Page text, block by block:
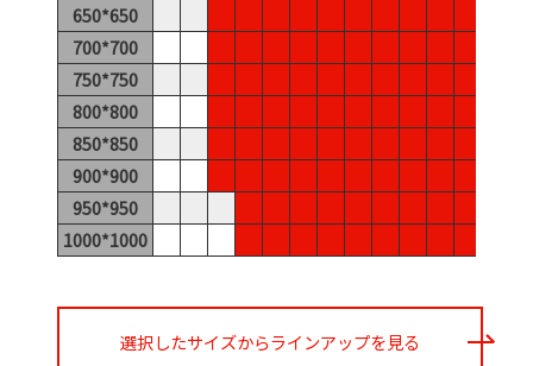
650*650
700*700
750*750
800*800
850*850
900*900
950*950
1000*1000
選択したサイズからラインアップを見る